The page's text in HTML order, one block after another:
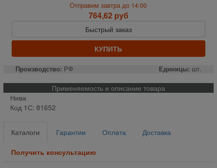
Отправим завтра до 14:00
764,62 руб
Быстрый заказ
КУПИТЬ
Производство: РФ Единицы: шт.
Применяемость и описание товара
Нива
Код 1С: 81652
Каталоги Гарантии Оплата Доставка
Получить консультацию